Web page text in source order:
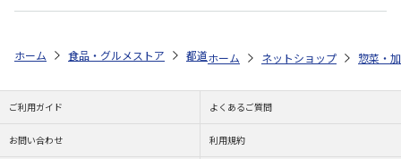
ホーム 食品・グルメストア 都道府県から探す 福井県 福井特産
ホーム ネットショップ 惣菜・
ご利用ガイド よくあるご質問
お問い合わせ 利用規約